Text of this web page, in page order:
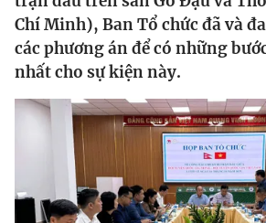
Sự kiện
Bóng đá
Thể thao Điện tử
Các môn khác
Chí Minh), Ban Tổ chức đã và
các phương án để có những
nhất cho sự kiện này.